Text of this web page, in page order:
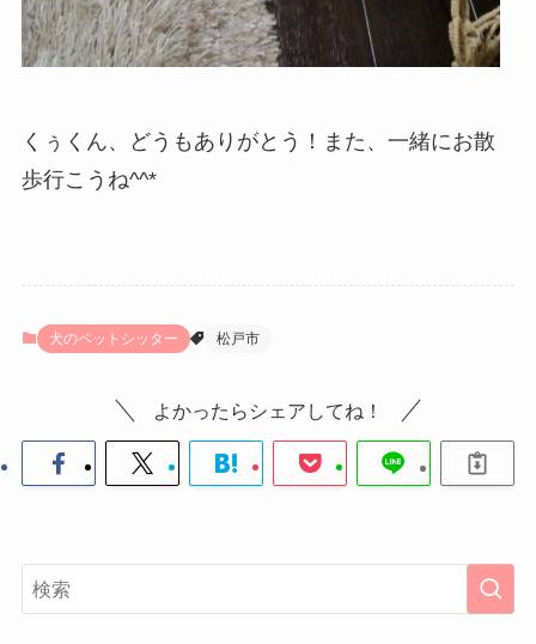
くぅくん、どうもありがとう！また、一緒にお散
歩行こうね^^*
犬のペットシッター 松戸市
よかったらシェアしてね！